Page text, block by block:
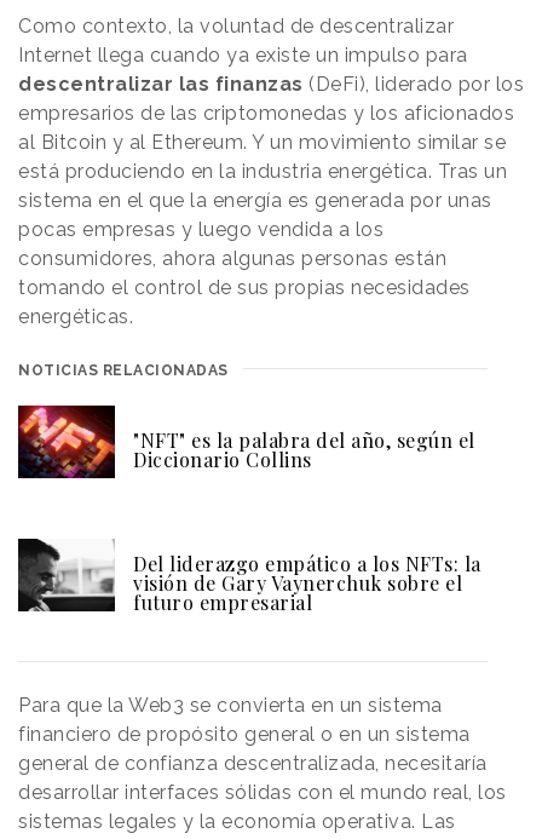
Como contexto, la voluntad de descentralizar
Internet llega cuando ya existe un impulso para
descentralizar las finanzas (DeFi), liderado por los
empresarios de las criptomonedas y los aficionados
al Bitcoin y al Ethereum. Y un movimiento similar se
está produciendo en la industria energética. Tras un
sistema en el que la energía es generada por unas
pocas empresas y luego vendida a los
consumidores, ahora algunas personas están
tomando el control de sus propias necesidades
energéticas.
NOTICIAS RELACIONADAS
"NFT" es la palabra del año, según el
Diccionario Collins
Del liderazgo empático a los NFTs: la
visión de Gary Vaynerchuk sobre el
futuro empresarial
Para que la Web3 se convierta en un sistema
financiero de propósito general o en un sistema
general de confianza descentralizada, necesitaría
desarrollar interfaces sólidas con el mundo real, los
sistemas legales y la economía operativa. Las